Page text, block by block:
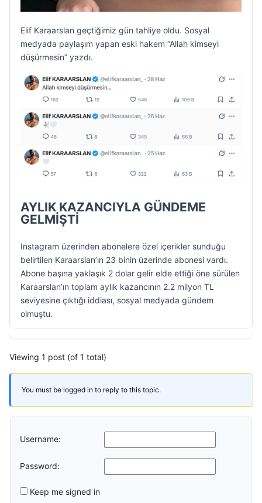
Elif Karaarslan geçtiğimiz gün tahliye oldu. Sosyal
medyada paylaşım yapan eski hakem “Allah kimseyi
düşürmesin” yazdı.
AYLIK KAZANCIYLA GÜNDEME
GELMİŞTİ
Instagram üzerinden abonelere özel içerikler sunduğu
belirtilen Karaarslan’ın 23 binin üzerinde abonesi vardı.
Abone başına yaklaşık 2 dolar gelir elde ettiği öne sürülen
Karaarslan’ın toplam aylık kazancının 2.2 milyon TL
seviyesine çıktığı iddiası, sosyal medyada gündem
olmuştu.
Viewing 1 post (of 1 total)
You must be logged in to reply to this topic.
Username:
Password:
Keep me signed in